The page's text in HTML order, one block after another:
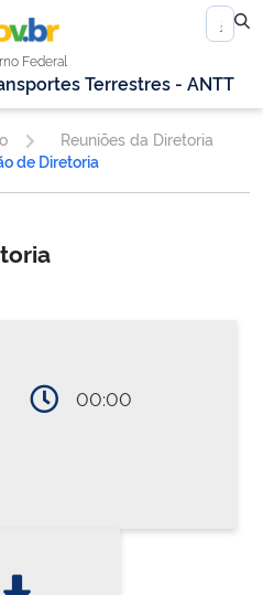
Federal
Terrestres - ANTT
Reuniões da Diretoria
de Diretoria
00:00